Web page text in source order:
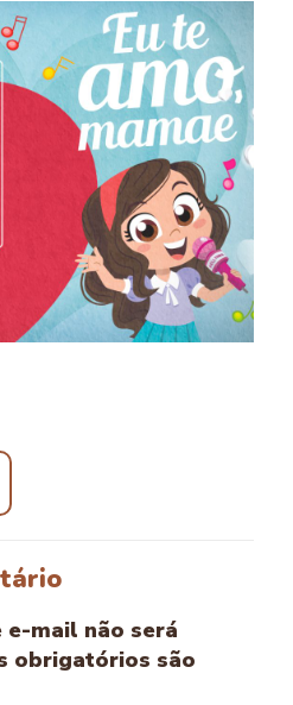
e-mail não será
obrigatórios são